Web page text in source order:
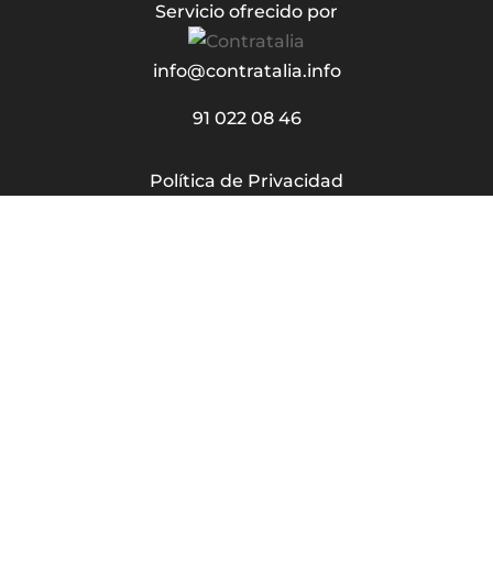
Servicio ofrecido por
info@contratalia.info
91 022 08 46
Política de Privacidad